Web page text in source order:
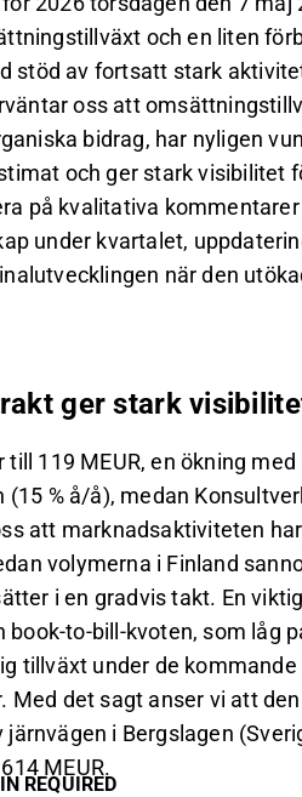
och en liten
stöd av fortsatt stark
oss att
bidrag, har nyligen
och ger stark visibilitet
på kvalitativa
under kvartalet,
när den
ger stark
119 MEUR, en ökning
% å/å), medan
att marknadsaktiviteten
volymerna i Finland
i en gradvis takt. En
to-bill-kvoten, som låg
tillväxt under de
det sagt anser vi att
i Bergslagen
MEUR.
REQUIRED